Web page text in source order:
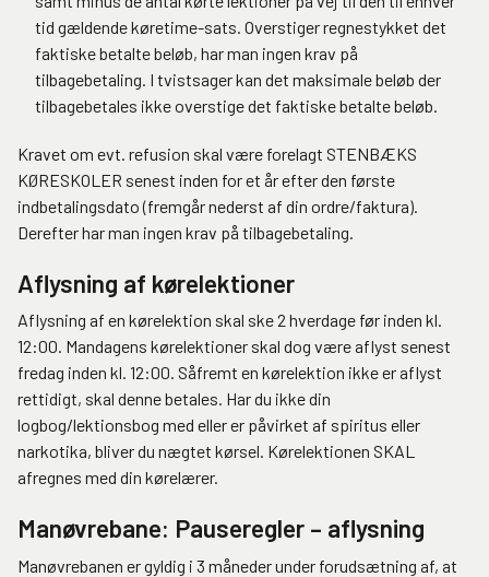
tid gældende køretime-sats. Overstiger regnestykket det
faktiske betalte beløb, har man ingen krav på
tilbagebetaling. I tvistsager kan det maksimale beløb der
tilbagebetales ikke overstige det faktiske betalte beløb.
Kravet om evt. refusion skal være forelagt STENBÆKS
KØRESKOLER senest inden for et år efter den første
indbetalingsdato (fremgår nederst af din ordre/faktura).
Derefter har man ingen krav på tilbagebetaling.
Aflysning af kørelektioner
Aflysning af en kørelektion skal ske 2 hverdage før inden kl.
12:00. Mandagens kørelektioner skal dog være aflyst senest
fredag inden kl. 12:00. Såfremt en kørelektion ikke er aflyst
rettidigt, skal denne betales. Har du ikke din
logbog/lektionsbog med eller er påvirket af spiritus eller
narkotika, bliver du nægtet kørsel. Kørelektionen SKAL
afregnes med din kørelærer.
Manøvrebane: Pauseregler – aflysning
Manøvrebanen er gyldig i 3 måneder under forudsætning af, at